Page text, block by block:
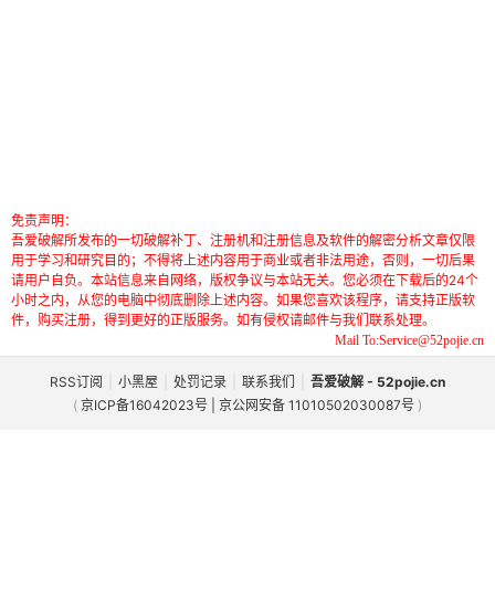
免责声明：
吾爱破解所发布的一切破解补丁、注册机和注册信息及软件的解密分析文章仅限
用于学习和研究目的；不得将上述内容用于商业或者非法用途，否则，一切后果
请用户自负。本站信息来自网络，版权争议与本站无关。您必须在下载后的24个
小时之内，从您的电脑中彻底删除上述内容。如果您喜欢该程序，请支持正版软
件，购买注册，得到更好的正版服务。如有侵权请邮件与我们联系处理。
Mail To:Service@52pojie.cn
RSS订阅 小黑屋 处罚记录 联系我们
吾爱破解 - 52pojie.cn
( 京ICP备16042023号 | 京公网安备 11010502030087号 )